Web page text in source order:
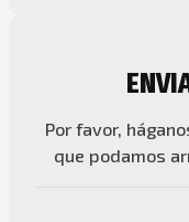
Por favor,
que podamos